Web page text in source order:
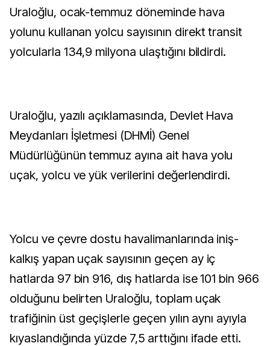
Uraloğlu, ocak-temmuz döneminde hava
yolunu kullanan yolcu sayısının direkt transit
yolcularla 134,9 milyona ulaştığını bildirdi.
Uraloğlu, yazılı açıklamasında, Devlet Hava
Meydanları İşletmesi (DHMİ) Genel
Müdürlüğünün temmuz ayına ait hava yolu
uçak, yolcu ve yük verilerini değerlendirdi.
Yolcu ve çevre dostu havalimanlarında iniş-
kalkış yapan uçak sayısının geçen ay iç
hatlarda 97 bin 916, dış hatlarda ise 101 bin 966
olduğunu belirten Uraloğlu, toplam uçak
trafiğinin üst geçişlerle geçen yılın aynı ayıyla
kıyaslandığında yüzde 7,5 arttığını ifade etti.